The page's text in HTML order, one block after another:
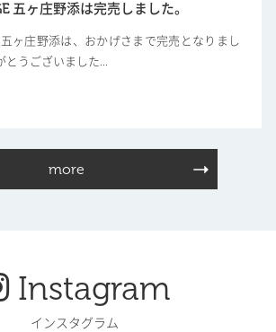
五ヶ庄野添は完売しました。
五ヶ庄野添は、おかげさまで完売となりまし
とうございました...
more
Instagram
インスタグラム